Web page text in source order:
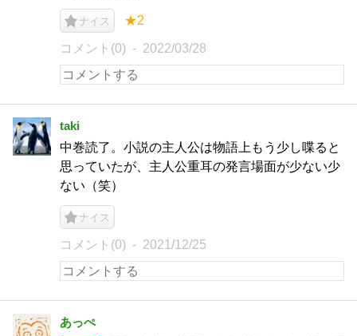
ナイス ★2
コメント(0) 2022/03/28
taki
中巻読了。小説の主人公は物語上もう少し喋ると
思っていたが、主人公重耳の発言場面が少ない少
ない（笑）
ナイス
コメント(0) 2021/12/25
あっぺ